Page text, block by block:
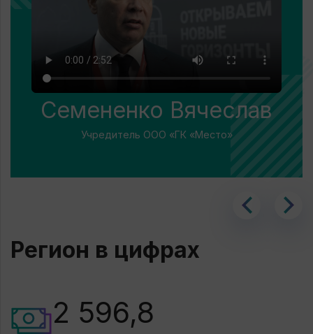
Семененко Вячеслав
Учредитель ООО «ГК «Место»
Регион в цифрах
2 596,8